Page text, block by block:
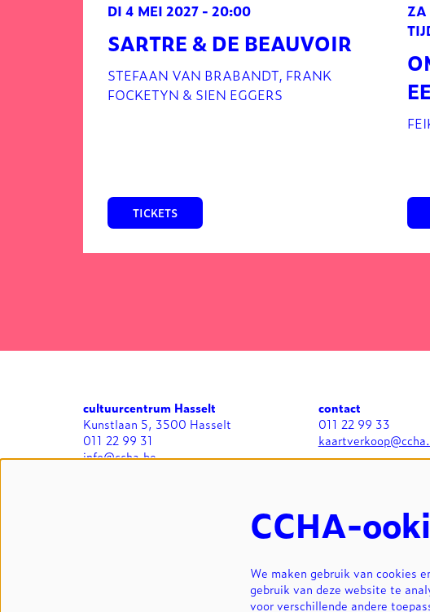
SARTRE & DE BEAUVOIR
STEFAAN VAN BRABANDT, FRANK
FOCKETYN & SIEN EGGERS
DI 4 MEI 2027 - 20:00
TICKETS
ZA
cultuurcentrum Hasselt
Kunstlaan 5, 3500 Hasselt
011 22 99 31
info@ccha.be
contact
011 22 99 33
CCHA-
We maken gebruik van cookies
gebruik van deze website te
voor verschillende andere